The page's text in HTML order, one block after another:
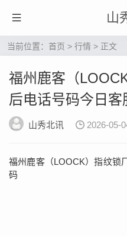
山
当前位置： 首页 > 行情 > 正文
福州鹿客（
后电话号码今日客
山秀北讯 2026-05-
福州鹿客（LOOCK）指纹锁
码